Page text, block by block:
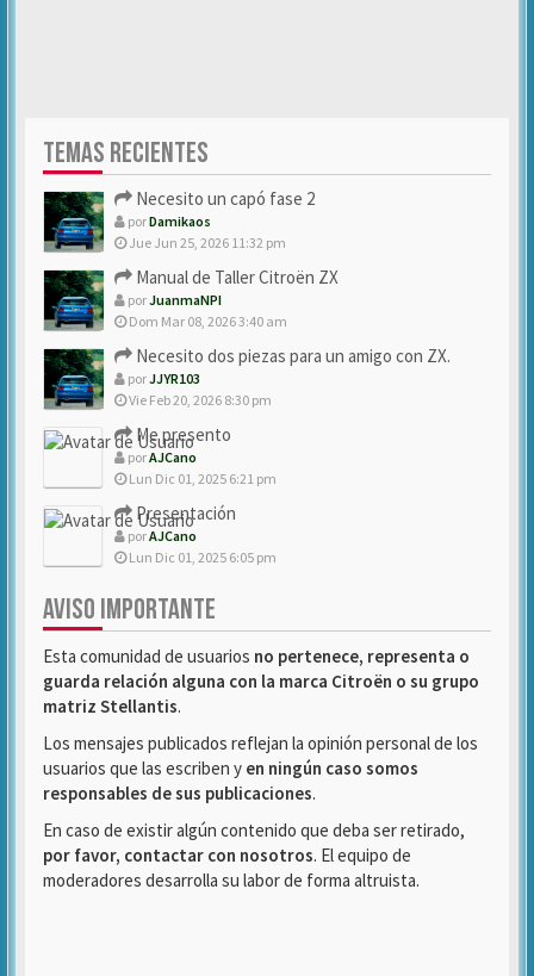
TEMAS RECIENTES
Necesito un capó fase 2
porDamikaos
Jue Jun 25, 2026 11:32 pm
Manual de Taller Citroën ZX
porJuanmaNPI
Dom Mar 08, 2026 3:40 am
Necesito dos piezas para un amigo con ZX.
porJJYR103
Vie Feb 20, 2026 8:30 pm
Me presento
porAJCano
Lun Dic 01, 2025 6:21 pm
Presentación
porAJCano
Lun Dic 01, 2025 6:05 pm
AVISO IMPORTANTE
Esta comunidad de usuarios no pertenece, representa o
guarda relación alguna con la marca Citroën o su grupo
matriz Stellantis.
Los mensajes publicados reflejan la opinión personal de los
usuarios que las escriben y en ningún caso somos
responsables de sus publicaciones.
En caso de existir algún contenido que deba ser retirado,
por favor, contactar con nosotros. El equipo de
moderadores desarrolla su labor de forma altruista.